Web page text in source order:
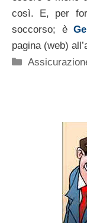
così. E, per
soccorso; è
pagina (web)
Categorie